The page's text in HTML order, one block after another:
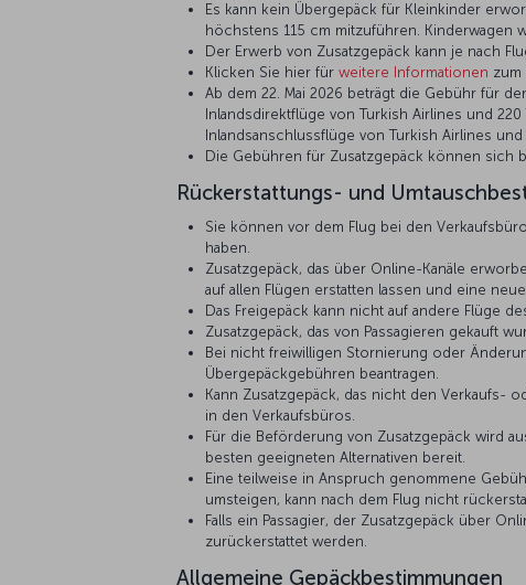
Es kann kein Übergepäck für Kleinkinder
höchstens 115 cm mitzuführen. Kinderwagen
Der Erwerb von Zusatzgepäck kann je nach
Klicken Sie hier für weitere Informationen zum
Ab dem 22. Mai 2026 beträgt die Gebühr für
Inlandsdirektflüge von Turkish Airlines und
Inlandsanschlussflüge von Turkish Airlines
Die Gebühren für Zusatzgepäck können sich
Rückerstattungs- und
Sie können vor dem Flug bei den
haben.
Zusatzgepäck, das über Online-Kanäle
auf allen Flügen erstatten lassen und eine
Das Freigepäck kann nicht auf andere Flüge
Zusatzgepäck, das von Passagieren gekauft
Bei nicht freiwilligen Stornierung oder
Übergepäckgebühren beantragen.
Kann Zusatzgepäck, das nicht den Verkaufs-
in den Verkaufsbüros.
Für die Beförderung von Zusatzgepäck wird
besten geeigneten Alternativen bereit.
Eine teilweise in Anspruch genommene
umsteigen, kann nach dem Flug nicht
Falls ein Passagier, der Zusatzgepäck über
zurückerstattet werden.
Allgemeine Gepäckbestimmungen